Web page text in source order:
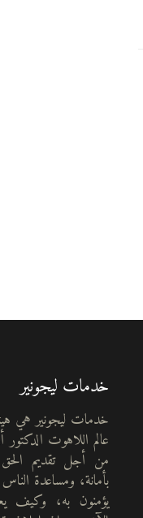
خدمات ليجونير
خدمات ليجونير هي
من أجل تقديم
بأمانة، ومساعدة
يؤمنون به، وكيف